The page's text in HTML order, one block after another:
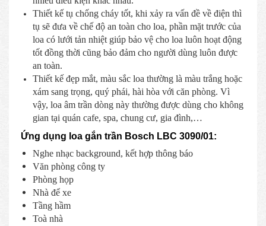
Thiết kế tụ chống cháy tốt, khi xảy ra vấn đề về điện thì
tụ sẽ đưa về chế độ an toàn cho loa, phần mặt trước của
loa có lưới tản nhiệt giúp bảo vệ cho loa luôn hoạt động
tốt đồng thời cũng bảo đảm cho người dùng luôn được
an toàn.
Thiết kế đẹp mắt, màu sắc loa thường là màu trắng hoặc
xám sang trọng, quý phái, hài hòa với căn phòng. Vì
vậy, loa âm trần dòng này thường được dùng cho không
gian tại quán cafe, spa, chung cư, gia đình,…
Ứng dụng loa gắn trần Bosch LBC 3090/01:
Nghe nhạc background, kết hợp thông báo
Văn phòng công ty
Phòng họp
Nhà để xe
Tầng hầm
Toà nhà